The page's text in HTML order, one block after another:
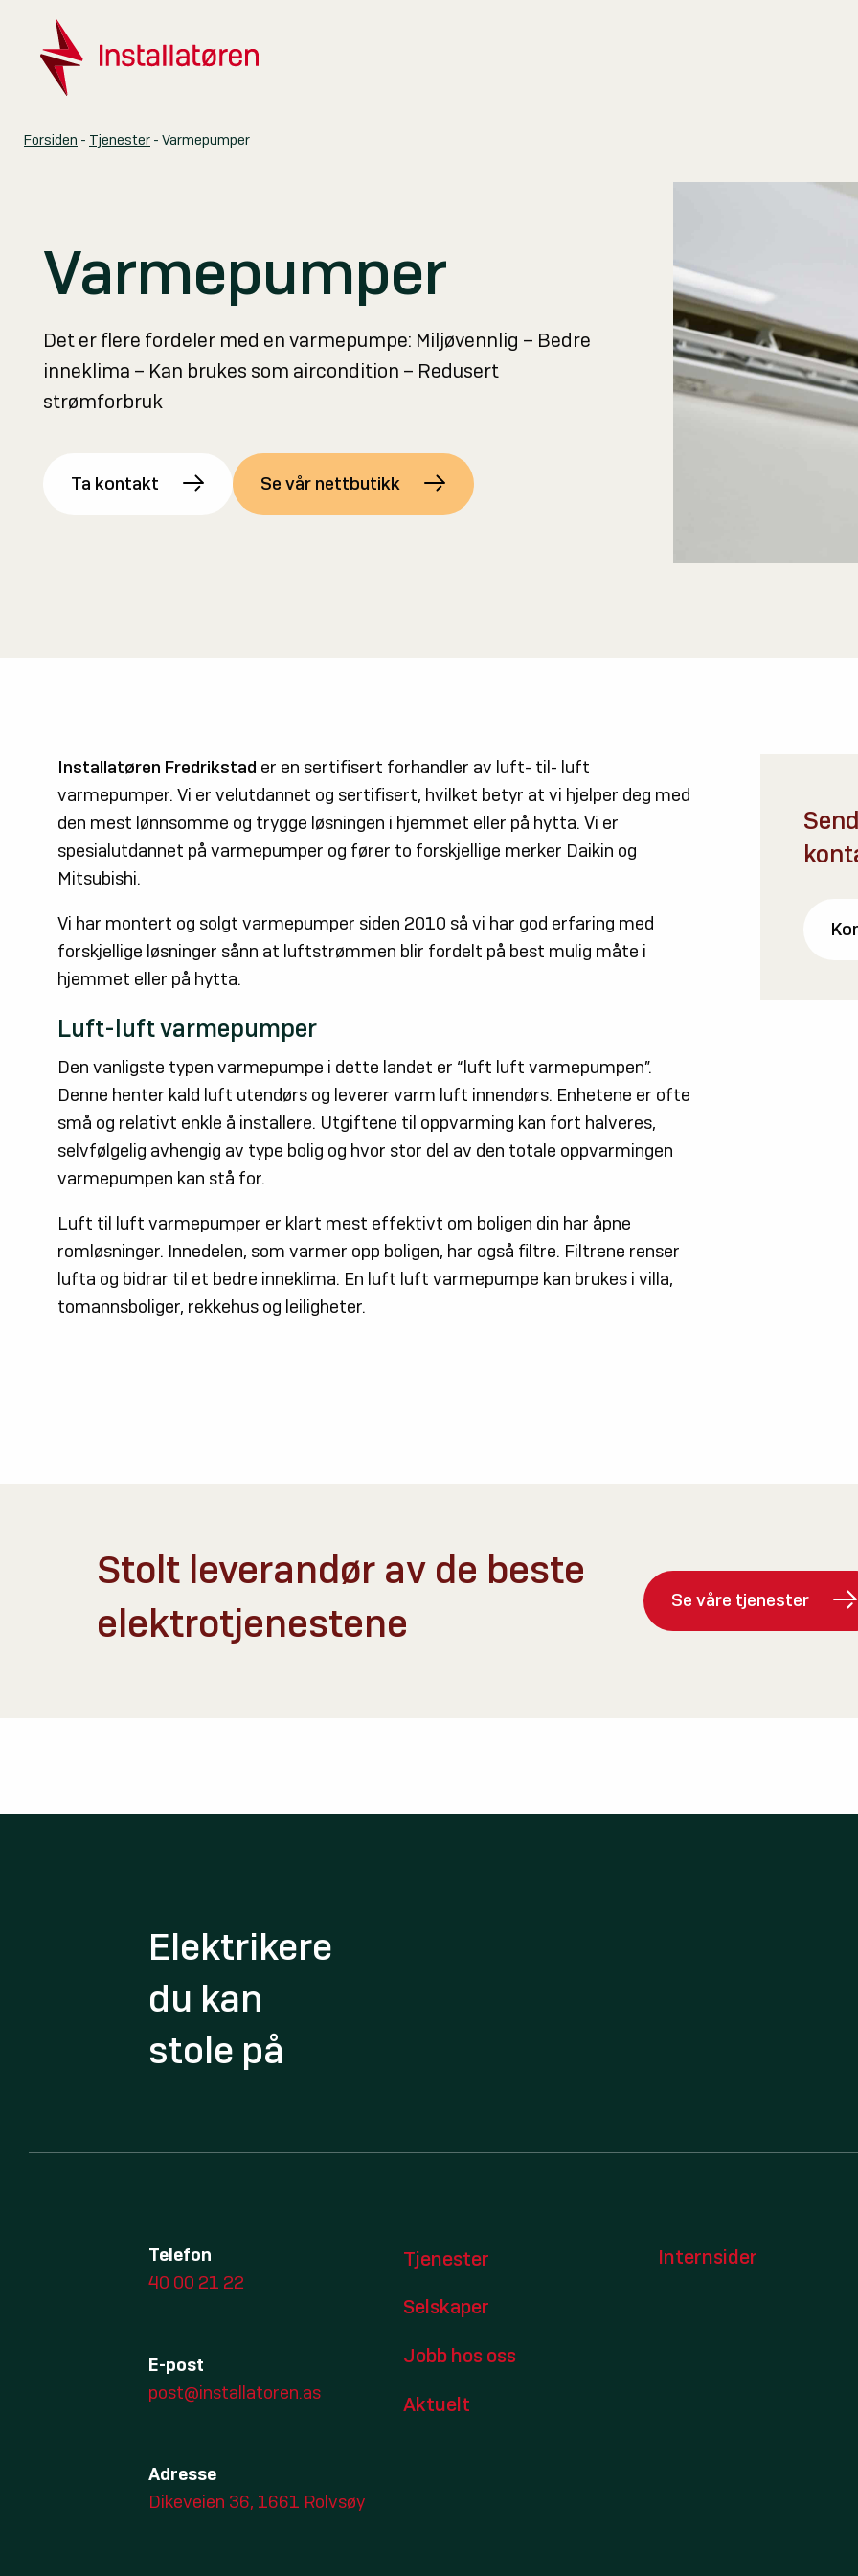
Aktuelt
Selskaper
Kontakt
Om oss
Forsiden - Tjenester - Varmepumper
Varmepumper
Det er flere fordeler med en varmepumpe: Miljøvennlig – Bedre
inneklima – Kan brukes som aircondition – Redusert
strømforbruk
Ta kontakt Se vår nettbutikk
Installatøren Fredrikstad er en sertifisert forhandler av luft- til- luft
varmepumper. Vi er velutdannet og sertifisert, hvilket betyr at vi hjelper deg med
den mest lønnsomme og trygge løsningen i hjemmet eller på hytta. Vi er
spesialutdannet på varmepumper og fører to forskjellige merker Daikin og
Mitsubishi.
Vi har montert og solgt varmepumper siden 2010 så vi har god erfaring med
forskjellige løsninger sånn at luftstrømmen blir fordelt på best mulig måte i
hjemmet eller på hytta.
Luft-luft varmepumper
Den vanligste typen varmepumpe i dette landet er “luft luft varmepumpen”.
Denne henter kald luft utendørs og leverer varm luft innendørs. Enhetene er ofte
små og relativt enkle å installere. Utgiftene til oppvarming kan fort halveres,
selvfølgelig avhengig av type bolig og hvor stor del av den totale oppvarmingen
varmepumpen kan stå for.
Luft til luft varmepumper er klart mest effektivt om boligen din har åpne
romløsninger. Innedelen, som varmer opp boligen, har også filtre. Filtrene renser
lufta og bidrar til et bedre inneklima. En luft luft varmepumpe kan brukes i villa,
tomannsboliger, rekkehus og leiligheter.
Stolt leverandør av de beste
elektrotjenestene
Se våre tjenester
Elektrikere
du kan
stole på
Telefon
40 00 21 22
E-post
post@installatoren.as
Adresse
Dikeveien 36, 1661 Rolvsøy
Tjenester
Selskaper
Jobb hos oss
Aktuelt
Internsider